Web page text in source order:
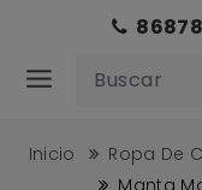
Inicio Ropa De
Manta